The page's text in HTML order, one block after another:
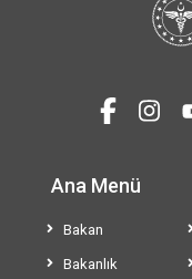
Ana Menü
Bakan
Bakanlık